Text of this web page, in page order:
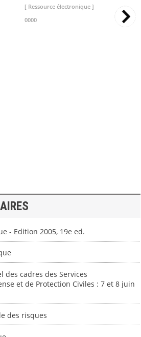
[ Ressource électronique ]
0000
- Edition 2005, 19e ed.
des cadres des Services
et de Protection Civiles : 7 et 8 juin
des risques